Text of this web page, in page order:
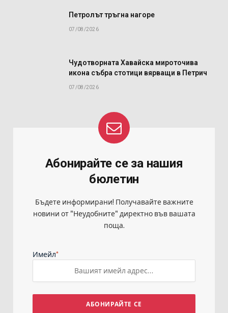
Петролът тръгна нагоре
07/08/2026
Чудотворната Хавайска мироточива
икона събра стотици вярващи в Петрич
07/08/2026
Абонирайте се за нашия
бюлетин
Бъдете информирани! Получавайте важните
новини от "Неудобните" директно във вашата
поща.
Имейл*